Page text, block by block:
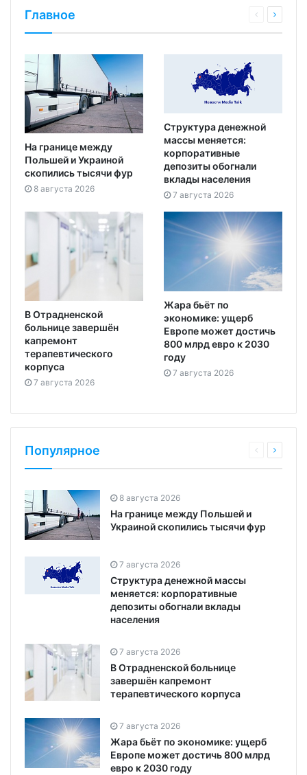
Главное
На границе между
Польшей и Украиной
скопились тысячи фур
8 августа 2026
Структура денежной
массы меняется:
корпоративные
депозиты обогнали
вклады населения
7 августа 2026
В Отрадненской
больнице завершён
капремонт
терапевтического
корпуса
7 августа 2026
Жара бьёт по
экономике: ущерб
Европе может достичь
800 млрд евро к 2030
году
7 августа 2026
Популярное
8 августа 2026
На границе между Польшей и
Украиной скопились тысячи фур
7 августа 2026
Структура денежной массы
меняется: корпоративные
депозиты обогнали вклады
населения
7 августа 2026
В Отрадненской больнице
завершён капремонт
терапевтического корпуса
7 августа 2026
Жара бьёт по экономике: ущерб
Европе может достичь 800 млрд
евро к 2030 году